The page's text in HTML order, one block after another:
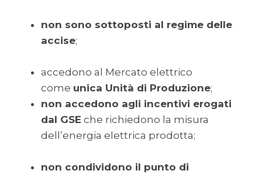
non sono sottoposti al regime delle
accise;
accedono al Mercato elettrico
come unica Unità di Produzione;
non accedono agli incentivi erogati
dal GSE che richiedono la misura
dell’energia elettrica prodotta;
non condividono il punto di